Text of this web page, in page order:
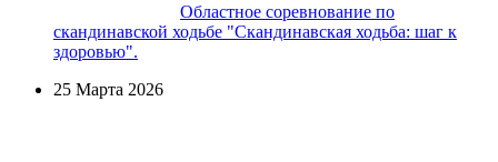
Областное соревнование по
скандинавской ходьбе "Скандинавская ходьба: шаг к
здоровью".
25 Марта 2026